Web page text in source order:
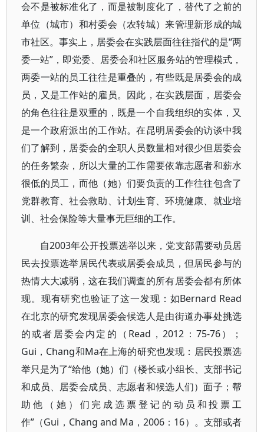
会不是被标准化了，而是被制度化了，替代了之前的
单位（城市）和村委会（农转城）来管理新形成的城
市社区。事实上，居委会在实践层面往往指代的是“两
委一站”，即党委、居委会和社区服务站的管理模式，
两委一站的员工往往是重叠的，有些既是居委会的成
员，又是工作站的雇员。因此，在实践层面，居委会
的角色往往是双重的，既是一个自我组织的实体，又
是一个政府派出的工作站。在昆明居委会的访谈中我
们了解到，居委会的全职人员数量相对很少但居委会
的任务繁杂，所以大量的工作需要依靠志愿者和薪水
很低的员工，而他（她）们要负责的工作往往包含了
党群教育、社会救助、计划生育、环境健康、就业培
训、社会保险等大量事无巨细的工作。
自2003年公开投票选举以来，党支部需要动员居
民去投票选举居民代表或居委会成员，但居民参与的
热情大大减弱，这在我们调查的所有居委会都有所体
现。现有研究也验证了这一发现：如Bernard Read
在北京的研究发现居委会候选人是由街道办事处挑选
的或者居委会内定的（Read，2012：75-76）；
Gui，Chang和Ma在上海的研究也发现：居民投票选
举只是为了“给他（她）们（楼长或小组长、支部书记
和成员、居委会成员、志愿者和候选人们）面子；帮
助他（她）们完成选票登记的动员和投票工
作”（Gui，Chang and Ma，2006：16）。支部或者